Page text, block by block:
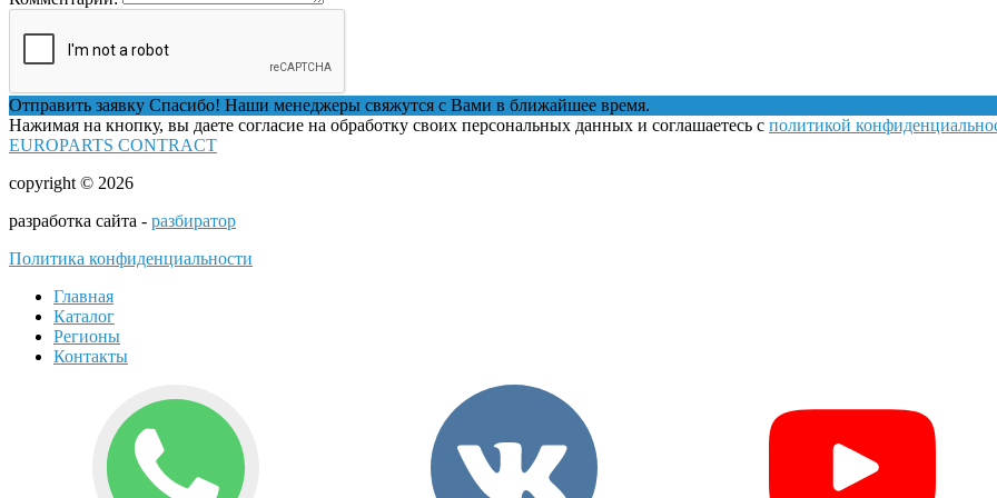
Отправить заявку Спасибо! Наши менеджеры свяжутся с Вами в ближайшее время.
Нажимая на кнопку, вы даете согласие на обработку своих персональных данных и соглашаетесь с политикой
EUROPARTS CONTRACT
copyright © 2026
разработка сайта - разбиратор
Политика конфиденциальности
Главная
Каталог
Регионы
Контакты